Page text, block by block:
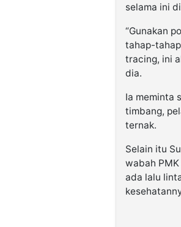
selama ini
“Gunakan
tahap-
tracing, ini
dia.
Ia meminta
timbang,
ternak.
Selain itu
wabah
ada lalu